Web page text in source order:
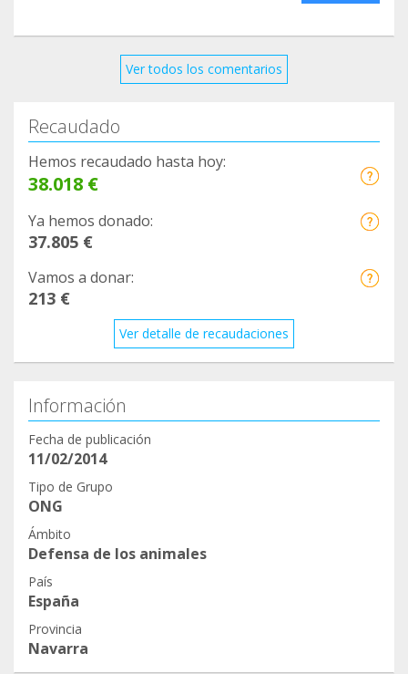
Ver todos los comentarios
Recaudado
Hemos recaudado hasta hoy:
38.018 €
Ya hemos donado:
37.805 €
Vamos a donar:
213 €
Ver detalle de recaudaciones
Información
Fecha de publicación
11/02/2014
Tipo de Grupo
ONG
Ámbito
Defensa de los animales
País
España
Provincia
Navarra